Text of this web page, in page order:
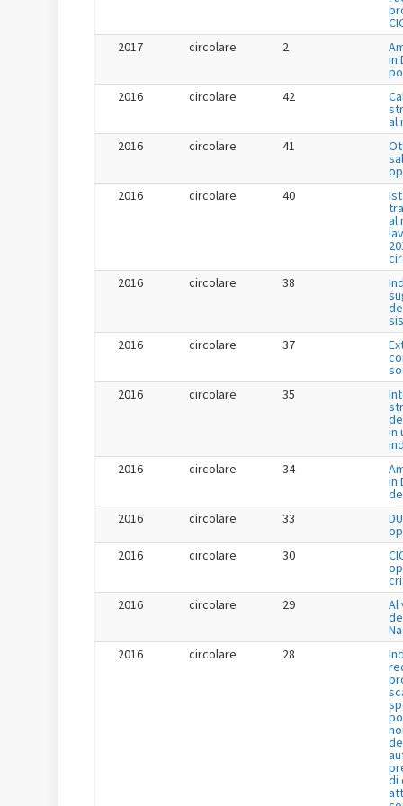
2017
circolare 2
in
2016
circolare 42
al
2016
circolare 41
2016
circolare 40
al
2016
circolare 38
2016
circolare 37
2016
circolare 35
in
2016
circolare 34
in
2016
circolare 33
2016
circolare 30
2016
circolare 29 Al
2016
circolare 28
di